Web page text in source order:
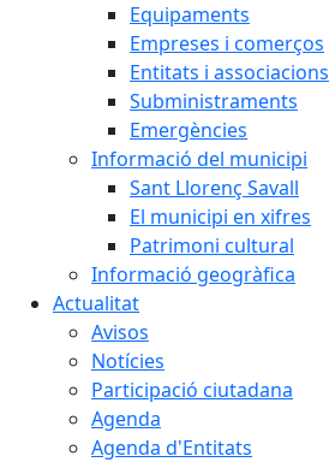
Equipaments
Empreses i comerços
Entitats i associacions
Subministraments
Emergències
Informació del municipi
Sant Llorenç Savall
El municipi en xifres
Patrimoni cultural
Informació geogràfica
Actualitat
Avisos
Notícies
Participació ciutadana
Agenda
Agenda d'Entitats